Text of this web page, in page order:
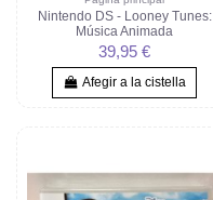
Nintendo DS - Looney Tunes:
Música Animada
39,95 €
Afegir a la cistella